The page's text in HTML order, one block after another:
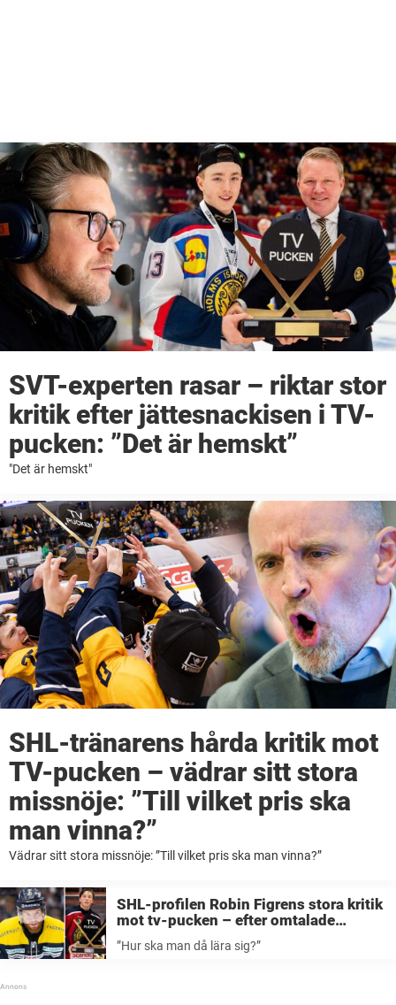
SVT-experten rasar – riktar stor
kritik efter jättesnackisen i TV-
pucken: ”Det är hemskt”
"Det är hemskt"
SHL-tränarens hårda kritik mot
TV-pucken – vädrar sitt stora
missnöje: ”Till vilket pris ska
man vinna?”
Vädrar sitt stora missnöje: ”Till vilket pris ska man vinna?”
SHL-profilen Robin Figrens stora kritik
mot tv-pucken – efter omtalade
beslutet: ”Hur ska man då lära sig?”
”Hur ska man då lära sig?”